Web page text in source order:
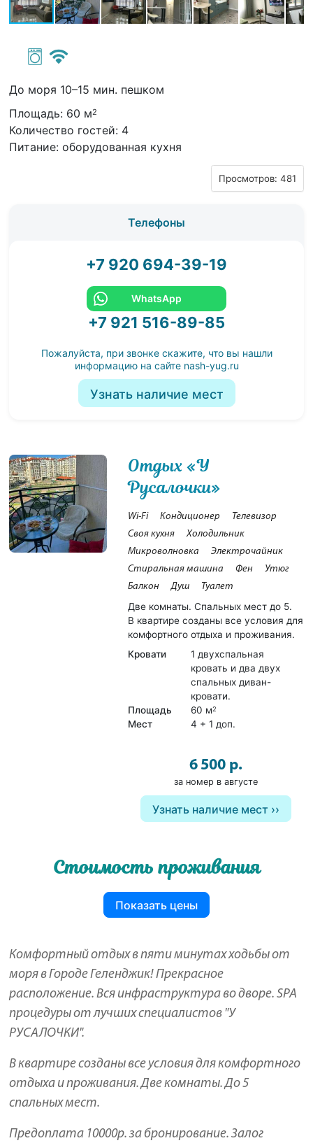
До моря 10–15 мин. пешком
Площадь: 60 м2
Количество гостей: 4
Питание: оборудованная кухня
Просмотров: 481
Телефоны
+7 920 694-39-19
WhatsApp
+7 921 516-89-85
Пожалуйста, при звонке скажите, что вы нашли
информацию на сайте nash-yug.ru
Узнать наличие мест
11
Отдых «У
Русалочки»
Wi-Fi Кондиционер
Телевизор
Своя кухня
Холодильник
Микроволновка
Электрочайник
Стиральная машина
Фен
Утюг
Балкон
Душ Туалет
Две комнаты. Спальных мест до 5.
В квартире созданы все условия для
комфортного отдыха и проживания.
Кровати
1 двухспальная
кровать и два двух
спальных диван-
кровати.
Площадь
60 м2
Мест 4 + 1 доп.
6 500 р.
за номер в августе
Узнать наличие мест
Стоимость проживания
Показать цены
Комфортный отдых в пяти минутах ходьбы от
моря в Городе Геленджик! Прекрасное
расположение. Вся инфраструктура во дворе. SPA
процедуры от лучших специалистов "У
РУСАЛОЧКИ".
В квартире созданы все условия для комфортного
отдыха и проживания. Две комнаты. До 5
спальных мест.
Предоплата 10000р. за бронирование. Залог